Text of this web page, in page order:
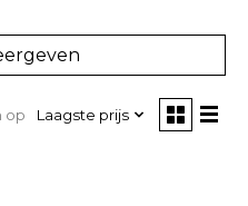
op Laagste prijs